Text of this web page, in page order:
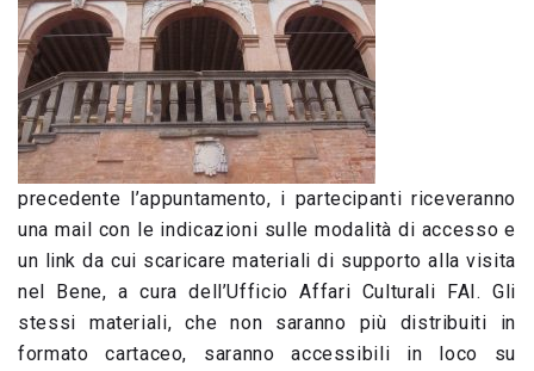
precedente l’appuntamento, i partecipanti riceveranno
una mail con le indicazioni sulle modalità di accesso e
un link da cui scaricare materiali di supporto alla visita
nel Bene, a cura dell’Ufficio Affari Culturali FAI. Gli
stessi materiali, che non saranno più distribuiti in
formato cartaceo, saranno accessibili in loco su